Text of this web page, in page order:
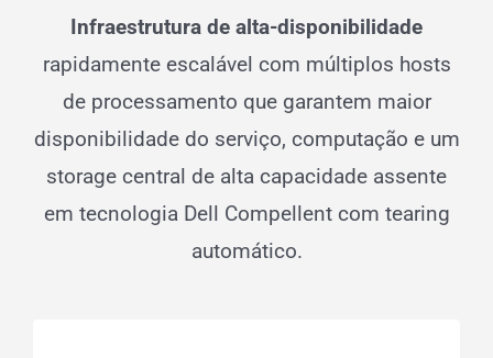
Infraestrutura de alta-disponibilidade
rapidamente escalável com múltiplos hosts
de processamento que garantem maior
disponibilidade do serviço, computação e um
storage central de alta capacidade assente
em tecnologia Dell Compellent com tearing
automático.